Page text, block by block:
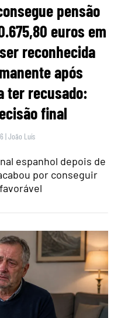
pensão
euros em
reconhecida
após
ter recusado:
final
|João Luís
espanhol depois de
por conseguir